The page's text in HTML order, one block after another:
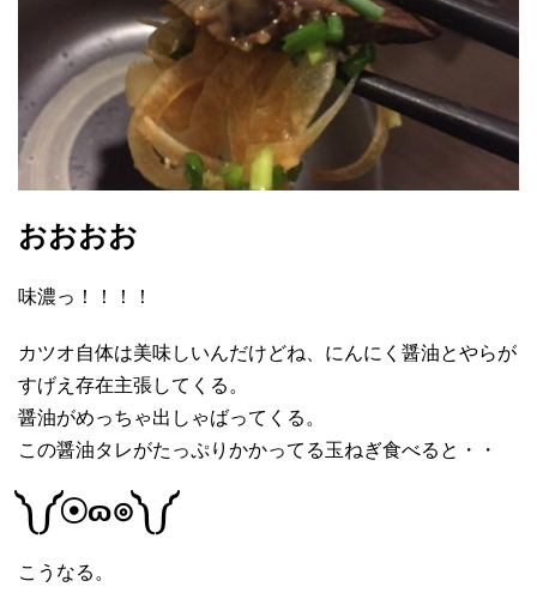
おおおお
味濃っ！！！！
カツオ自体は美味しいんだけどね、にんにく醤油とやらが
すげえ存在主張してくる。
醤油がめっちゃ出しゃばってくる。
この醤油タレがたっぷりかかってる玉ねぎ食べると・・
༽༼☉ɷ⊙༽༼
こうなる。